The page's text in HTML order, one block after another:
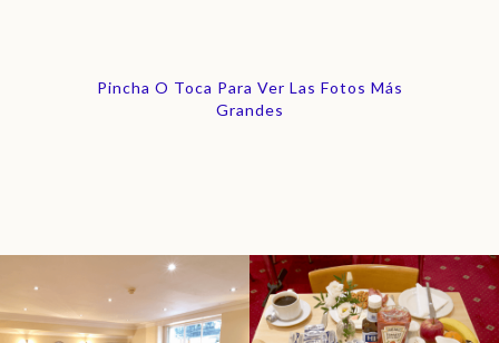
Pincha O Toca Para Ver Las Fotos Más
Grandes